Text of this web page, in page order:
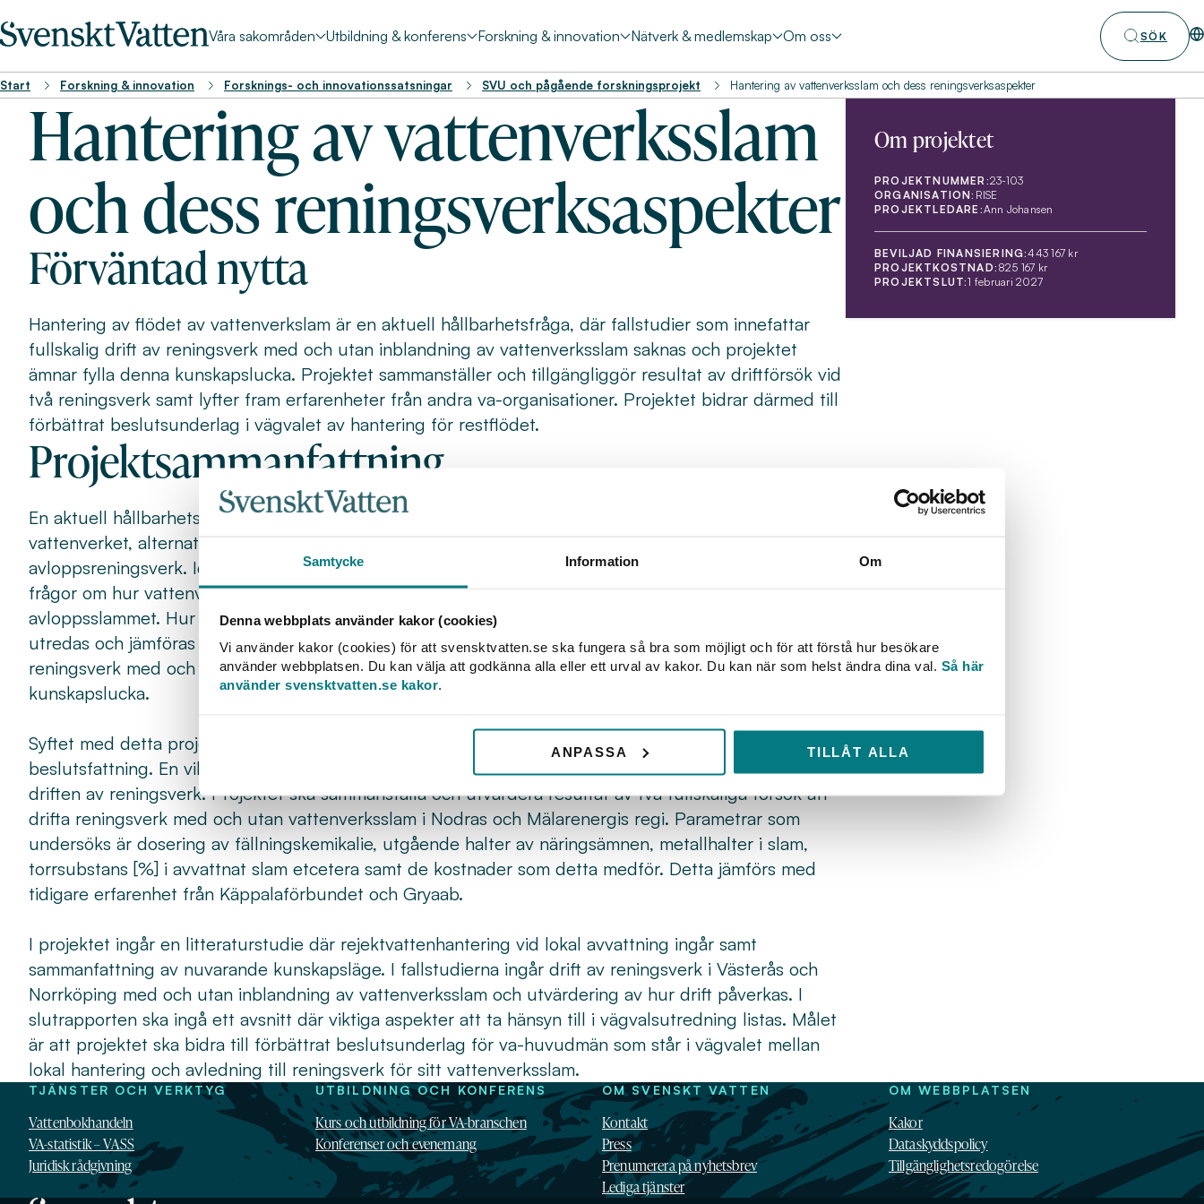
Samtycke Information Om
Denna webbplats använder kakor (cookies)
Vi använder kakor (cookies) för att svensktvatten.se ska fungera så bra som möjligt och för att förstå hur besökare
använder webbplatsen. Du kan välja att godkänna alla eller ett urval av kakor. Du kan när som helst ändra dina val. Så här
använder svensktvatten.se kakor.
ANPASSA TILLÅT ALLA
Våra sakområden Utbildning & konferens Forskning & innovation Nätverk & medlemskap Om oss SÖK
Start Forskning & innovation Forsknings- och innovationssatsningar SVU och pågående forskningsprojekt Hantering av vattenverksslam och dess reningsverksaspekter
Hantering av vattenverksslam
och dess reningsverksaspekter
Förväntad nytta
Hantering av flödet av vattenverkslam är en aktuell hållbarhetsfråga, där fallstudier som innefattar
fullskalig drift av reningsverk med och utan inblandning av vattenverksslam saknas och projektet
ämnar fylla denna kunskapslucka. Projektet sammanställer och tillgängliggör resultat av driftförsök vid
två reningsverk samt lyfter fram erfarenheter från andra va-organisationer. Projektet bidrar därmed till
förbättrat beslutsunderlag i vägvalet av hantering för restflödet.
Projektsammanfattning
En aktuell hållbarhetsfråga är om flödet av slam från vattenverk kan och bör hanteras lokalt på
vattenverket, alternativt bör behandlas tillsammans med det kommunala spillvattnet på ett
avloppsreningsverk. Idag leds ofta vattenverksslam till reningsverk för behandling, vilket medför
frågor om hur vattenverksslam påverkan reningsverksprocesser samt kvalitet och kvantitet på
avloppsslammet. Hur driften av reningsverk påverkas av inblandning av vattenverksslam behöver
utredas och jämföras med befintliga erfarenheter. Fallstudier som innefattar fullskalig drift av
reningsverk med och utan inblandning av vattenverksslam saknas och projektet ämnar fylla denna
kunskapslucka.
Syftet med detta projekt är att utreda hållbar hantering av vattenverksslam vilket kan ge vägledning i
beslutsfattning. En viktig del i detta är att utvärdera hur inblandning av vattenverksslam påverkar
driften av reningsverk. Projektet ska sammanställa och utvärdera resultat av två fullskaliga försök att
drifta reningsverk med och utan vattenverksslam i Nodras och Mälarenergis regi. Parametrar som
undersöks är dosering av fällningskemikalie, utgående halter av näringsämnen, metallhalter i slam,
torrsubstans [%] i avvattnat slam etcetera samt de kostnader som detta medför. Detta jämförs med
tidigare erfarenhet från Käppalaförbundet och Gryaab.
I projektet ingår en litteraturstudie där rejektvattenhantering vid lokal avvattning ingår samt
sammanfattning av nuvarande kunskapsläge. I fallstudierna ingår drift av reningsverk i Västerås och
Norrköping med och utan inblandning av vattenverksslam och utvärdering av hur drift påverkas. I
slutrapporten ska ingå ett avsnitt där viktiga aspekter att ta hänsyn till i vägvalsutredning listas. Målet
är att projektet ska bidra till förbättrat beslutsunderlag för va-huvudmän som står i vägvalet mellan
lokal hantering och avledning till reningsverk för sitt vattenverksslam.
Om projektet
PROJEKTNUMMER:23-103
ORGANISATION: RISE
PROJEKTLEDARE:Ann Johansen
BEVILJAD FINANSIERING:443 167 kr
PROJEKTKOSTNAD: 825 167 kr
PROJEKTSLUT:1 februari 2027
TJÄNSTER OCH VERKTYG
Vattenbokhandeln
VA-statistik – VASS
Juridisk rådgivning
UTBILDNING OCH KONFERENS
Kurs och utbildning för VA-branschen
Konferenser och evenemang
OM SVENSKT VATTEN
Kontakt
Press
Prenumerera på nyhetsbrev
Lediga tjänster
OM WEBBPLATSEN
Kakor
Dataskyddspolicy
Tillgänglighetsredogörelse